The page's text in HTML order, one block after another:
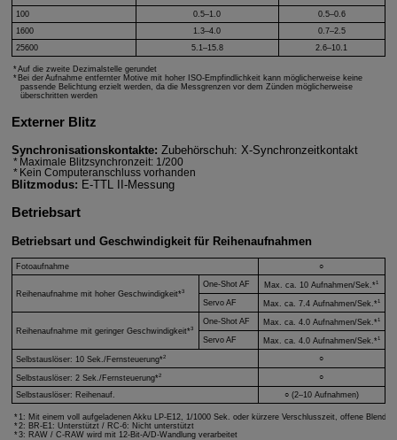
100
0.5–1.0
0.5–0.6
1600
1.3–4.0
0.7–2.5
25600
5.1–15.8 2.6–10.1
Auf die zweite Dezimalstelle gerundet
Bei der Aufnahme entfernter Motive mit hoher ISO-Empfindlichkeit kann möglicherweise keine
passende Belichtung erzielt werden, da die Messgrenzen vor dem Zünden möglicherweise
überschritten werden
Externer Blitz
Synchronisationskontakte: Zubehörschuh: X-Synchronzeitkontakt
Maximale Blitzsynchronzeit: 1/200
Kein Computeranschluss vorhanden
Blitzmodus: E-TTL II -Messung
Betriebsart
Betriebsart und Geschwindigkeit für Reihenaufnahmen
Fotoaufnahme ○
Reihenaufnahme mit hoher Geschwindigkeit*3
One-Shot AF Max. ca. 10 Aufnahmen/Sek.*1
Servo AF Max. ca. 7.4 Aufnahmen/Sek.*1
Reihenaufnahme mit geringer Geschwindigkeit*3
One-Shot AF Max. ca. 4.0 Aufnahmen/Sek.*1
Servo AF Max. ca. 4.0 Aufnahmen/Sek.*1
Selbstauslöser: 10 Sek./Fernsteuerung*2 ○
Selbstauslöser: 2 Sek./Fernsteuerung*2
○
Selbstauslöser: Reihenauf.
○ (2–10 Aufnahmen)
1: Mit einem voll aufgeladenen Akku LP-E12, 1/1000 Sek. oder kürzere Verschlusszeit, offene Blende,
2: BR-E1 : Unterstützt / RC-6: Nicht unterstützt
3: RAW /C-RAW wird mit 12-Bit-A/D-Wandlung verarbeitet